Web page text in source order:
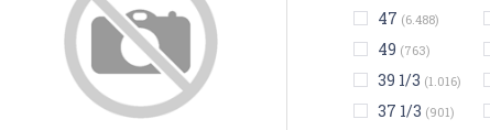
47 (6.488)
49 (763)
39 1/3 (1.016)
37 1/3 (901)